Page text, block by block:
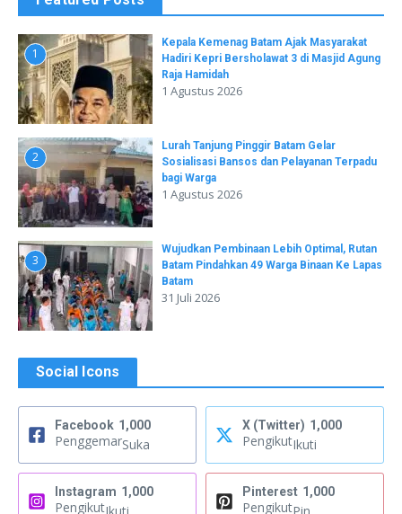
1
Kepala Kemenag Batam Ajak Masyarakat
Hadiri Kepri Bersholawat 3 di Masjid Agung
Raja Hamidah
1 Agustus 2026
2
Lurah Tanjung Pinggir Batam Gelar
Sosialisasi Bansos dan Pelayanan Terpadu
bagi Warga
1 Agustus 2026
3
Wujudkan Pembinaan Lebih Optimal, Rutan
Batam Pindahkan 49 Warga Binaan Ke Lapas
Batam
31 Juli 2026
Social Icons
Facebook 1,000
PenggemarSuka
X (Twitter) 1,000
PengikutIkuti
Instagram 1,000
PengikutIkuti
Pinterest 1,000
PengikutPin